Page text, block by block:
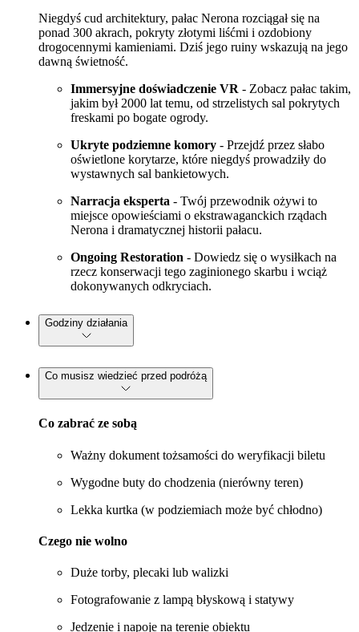
Niegdyś cud architektury, pałac Nerona rozciągał się na
ponad 300 akrach, pokryty złotymi liśćmi i ozdobiony
drogocennymi kamieniami. Dziś jego ruiny wskazują na jego
dawną świetność.
Immersyjne doświadczenie VR - Zobacz pałac takim,
jakim był 2000 lat temu, od strzelistych sal pokrytych
freskami po bogate ogrody.
Ukryte podziemne komory - Przejdź przez słabo
oświetlone korytarze, które niegdyś prowadziły do
wystawnych sal bankietowych.
Narracja eksperta - Twój przewodnik ożywi to
miejsce opowieściami o ekstrawaganckich rządach
Nerona i dramatycznej historii pałacu.
Ongoing Restoration - Dowiedz się o wysiłkach na
rzecz konserwacji tego zaginionego skarbu i wciąż
dokonywanych odkryciach.
Godziny działania
Co musisz wiedzieć przed podróżą
Co zabrać ze sobą
Ważny dokument tożsamości do weryfikacji biletu
Wygodne buty do chodzenia (nierówny teren)
Lekka kurtka (w podziemiach może być chłodno)
Czego nie wolno
Duże torby, plecaki lub walizki
Fotografowanie z lampą błyskową i statywy
Jedzenie i napoje na terenie obiektu